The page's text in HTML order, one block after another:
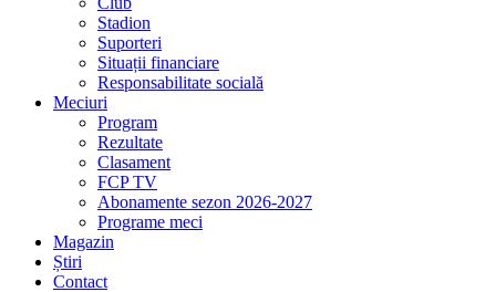
Stadion
Suporteri
Situații financiare
Responsabilitate socială
Meciuri
Program
Rezultate
Clasament
FCP TV
Abonamente sezon 2026-2027
Programe meci
Magazin
Știri
Contact